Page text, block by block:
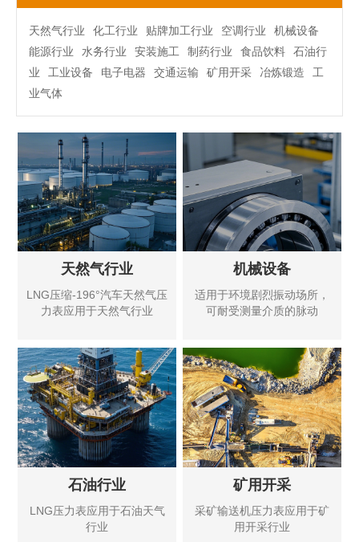
天然气行业 化工行业 贴牌加工行业 空调行业
机械设备
能源行业
水务行业 安装施工 制药行业 食品饮料
石油行
业
工业设备 电子电器 交通运输 矿用开采 冶炼锻造
工
业气体
天然气行业
LNG压缩-196°汽车天然气压
力表应用于天然气行业
机械设备
适用于环境剧烈振动场所，
可耐受测量介质的脉动
石油行业
LNG压力表应用于石油天气
行业
矿用开采
采矿输送机压力表应用于矿
用开采行业